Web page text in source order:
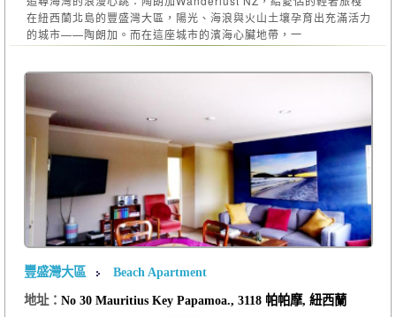
在紐西蘭北島的豐盛灣大區，陽光、海浪與火山土壤孕育出充滿活力
的城市——陶朗加。而在這座城市的濱海心臟地帶，一
豐盛灣大區
Beach Apartment
地址： No 30 Mauritius Key Papamoa., 3118 帕帕摩, 紐西蘭